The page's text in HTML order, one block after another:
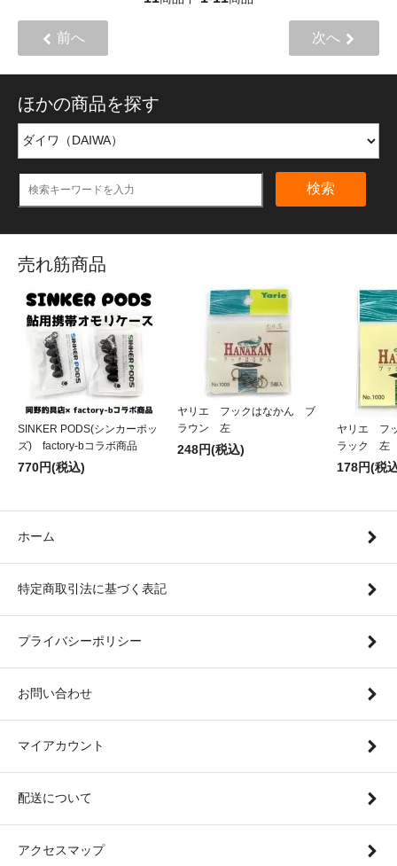
前へ 次へ
ほかの商品を探す
検索
売れ筋商品
SINKER PODS(シンカーポッ
ズ) factory-bコラボ商品
770円(税込)
ヤリエ フックはなかん ブ
ラウン 左
248円(税込)
ヤリエ フ
ラック 左
178円(税
ホーム
特定商取引法に基づく表記
プライバシーポリシー
お問い合わせ
マイアカウント
配送について
アクセスマップ